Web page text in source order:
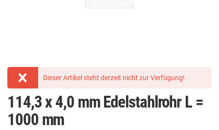
Dieser Artikel steht derzeit nicht zur Verfügung!
114,3 x 4,0 mm Edelstahlrohr L =
1000 mm